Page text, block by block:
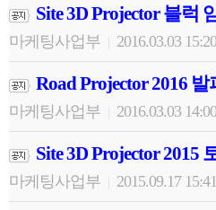
Site 3D Projector 블럭
마케팅사업부 2016.03.03 15:20
Road Projector 2016
마케팅사업부 2016.03.03 14:00
Site 3D Projector 2015
마케팅사업부 2015.09.17 15:41